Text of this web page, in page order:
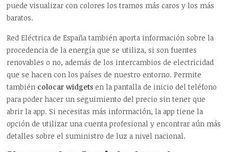
puede visualizar con colores los tramos más caros y los más
baratos.
Red Eléctrica de España también aporta información sobre la
procedencia de la energía que se utiliza, si son fuentes
renovables o no, además de los intercambios de electricidad
que se hacen con los países de nuestro entorno. Permite
también colocar widgets en la pantalla de inicio del teléfono
para poder hacer un seguimiento del precio sin tener que
abrir la app. Si necesitas más información, la app tiene la
opción de utilizar una cuenta profesional y encontrar aún más
detalles sobre el suministro de luz a nivel nacional.